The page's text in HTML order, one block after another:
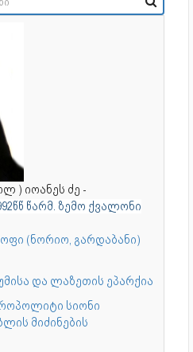
) იოანეს ძე -
წარმ. ზემო ქვალონი
(ნორიო, გარდაბანი)
და ლაზეთის ეპარქია
სიონი
მიძინების